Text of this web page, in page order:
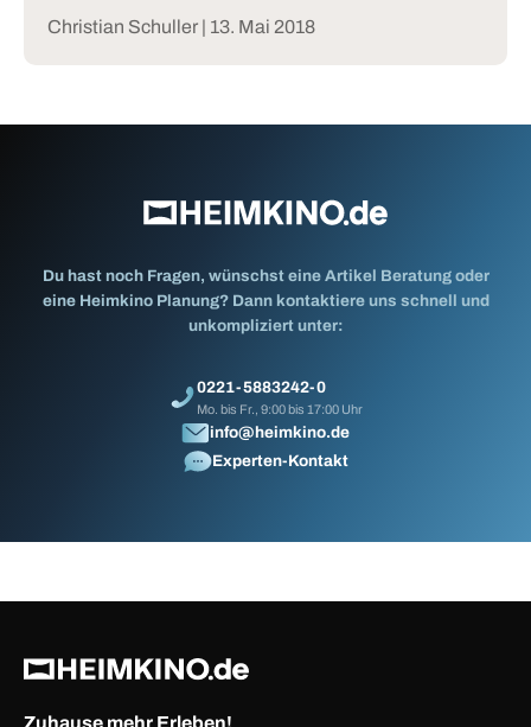
Christian Schuller | 13. Mai 2018
Du hast noch Fragen, wünschst eine Artikel Beratung oder
eine Heimkino Planung? Dann kontaktiere uns schnell und
unkompliziert unter:
0221-5883242-0
Mo. bis Fr., 9:00 bis 17:00 Uhr
info@heimkino.de
Experten-Kontakt